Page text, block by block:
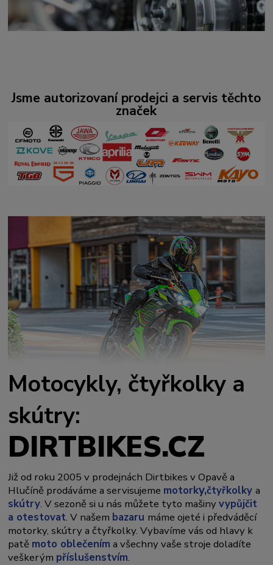
Jsme autorizovaní prodejci a servis těchto
značek
Motocykly, čtyřkolky a
skútry:
DIRTBIKES.CZ
Již od roku 2005 v prodejnách Dirtbikes v Opavě a
Hlučíně prodáváme a servisujeme motorky,čtyřkolkya
skútry. V sezoně si u nás můžete tyto mašinyvypůjčit
a otestovat. V našem bazaru máme ojeté i předváděcí
motorky, skútry a čtyřkolky. Vybavíme vás od hlavy k
patě moto oblečením a všechny vaše stroje doladíte
veškerým příslušenstvím.